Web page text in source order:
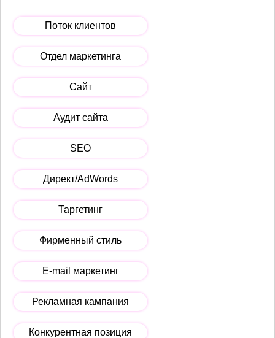
Поток клиентов
Отдел маркетинга
Сайт
Аудит сайта
SEO
Директ/AdWords
Таргетинг
Фирменный стиль
E-mail маркетинг
Рекламная кампания
Конкурентная позиция